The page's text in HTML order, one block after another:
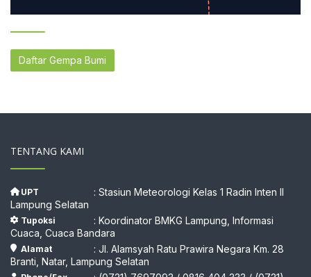
Daftar Gempa Bumi
TENTANG KAMI
UPT
: Stasiun Meteorologi Kelas 1 Radin Inten II
Lampung Selatan
Tupoksi
: Koordinator BMKG Lampung, Informasi
Cuaca, Cuaca Bandara
Alamat
: Jl. Alamsyah Ratu Prawira Negara Km. 28
Branti, Natar, Lampung Selatan